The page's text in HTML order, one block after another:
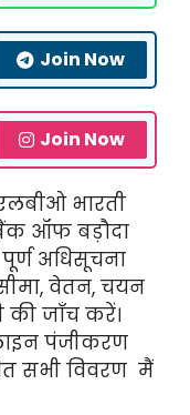
Join Now
Join Now
भारती
ऑफ बड़ौदा
अधिसूचना
वेतन, चयन
की जाँच करें।
पंजीकरण
सभी विवरण मैं